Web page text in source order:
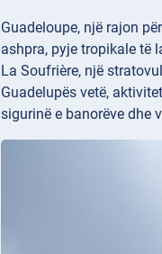
Guadeloupe, një rajon
ashpra, pyje tropikale të
La Soufrière, një
Guadelupës vetë,
sigurinë e banorëve dhe